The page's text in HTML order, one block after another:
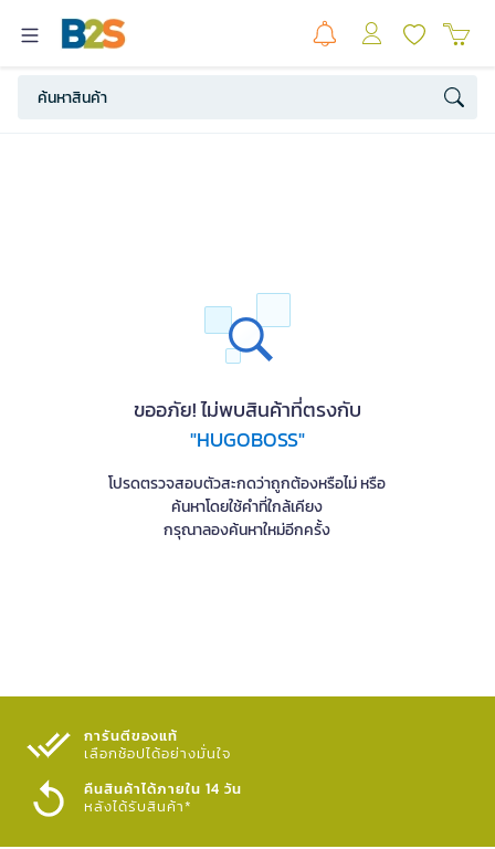
ขออภัย! ไม่พบสินค้าที่ตรงกับ
"HUGOBOSS"
โปรดตรวจสอบตัวสะกดว่าถูกต้องหรือไม่ หรือ
ค้นหาโดยใช้คำที่ใกล้เคียง
กรุณาลองค้นหาใหม่อีกครั้ง
การันตีของแท้
เลือกช้อปได้อย่างมั่นใจ​
คืนสินค้าได้ภายใน 14 วัน
หลังได้รับสินค้า*